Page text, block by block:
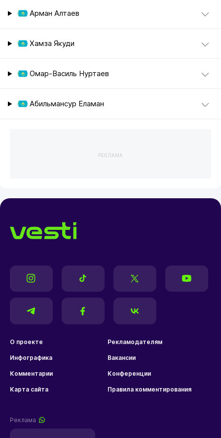
Арман Алтаев
Хамза Якуди
Омар-Василь Нуртаев
Абильмансур Еламан
РЕКЛАМА
О проекте Рекламодателям
Инфографика Вакансии
Комментарии Конференции
Карта сайта Правила комментирования
Реклама